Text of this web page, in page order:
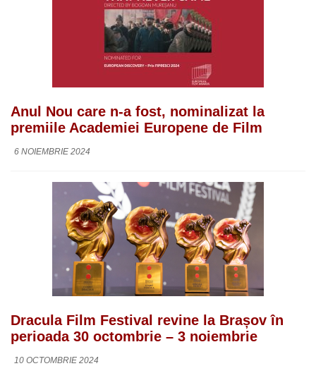
Anul Nou care n-a fost, nominalizat la
premiile Academiei Europene de Film
6 NOIEMBRIE 2024
Dracula Film Festival revine la Brașov în
perioada 30 octombrie – 3 noiembrie
10 OCTOMBRIE 2024